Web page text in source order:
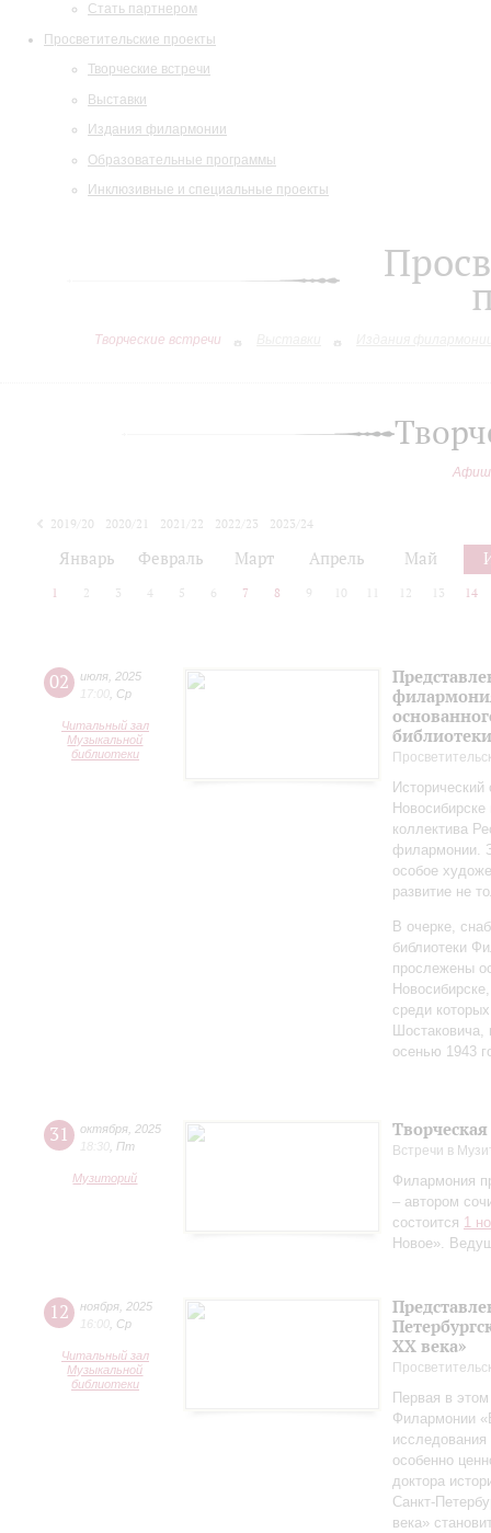
Стать партнером
Просветительские проекты
Творческие встречи
Выставки
Издания филармонии
Образовательные программы
Инклюзивные и специальные проекты
Творческие встречи
2019/20 2020/21 2021/22 2022/23
2023/24
Январь Февраль Март Апрель Май
1 2 3 4 5 6 7 8 9 10 12 13 14
02 июля 2025
17:00 Ср
Читальный зал
Музыкальной
библиотеки
коллектива
филармонии.
особое
развитие не
В очерке,
библиотеки
прослежены
среди
Шостаковича,
осенью 1943
31 октября 2025
18:30
Пт
Музиторий
Встречи в
Филармония
– автором
состоится 1
Новое».
12 ноября 2025
Ср
Читальный зал
Музыкальной
библиотеки
ХХ века»
Первая в
Филармонии
особенно
доктора
века»